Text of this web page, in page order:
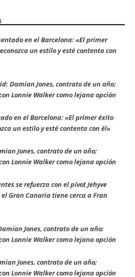
en el Barcelona: «El primer
un estilo y esté contenta con
Damian Jones, contrato de un año;
Lonnie Walker como lejana opción
en el Barcelona: «El primer éxito
un estilo y esté contenta con él»
Jones, contrato de un año;
Lonnie Walker como lejana opción
se refuerza con el pívot Jehyve
Gran Canaria tiene cerca a Fran
Jones, contrato de un año;
Lonnie Walker como lejana opción
Jones, contrato de un año;
Lonnie Walker como lejana opción